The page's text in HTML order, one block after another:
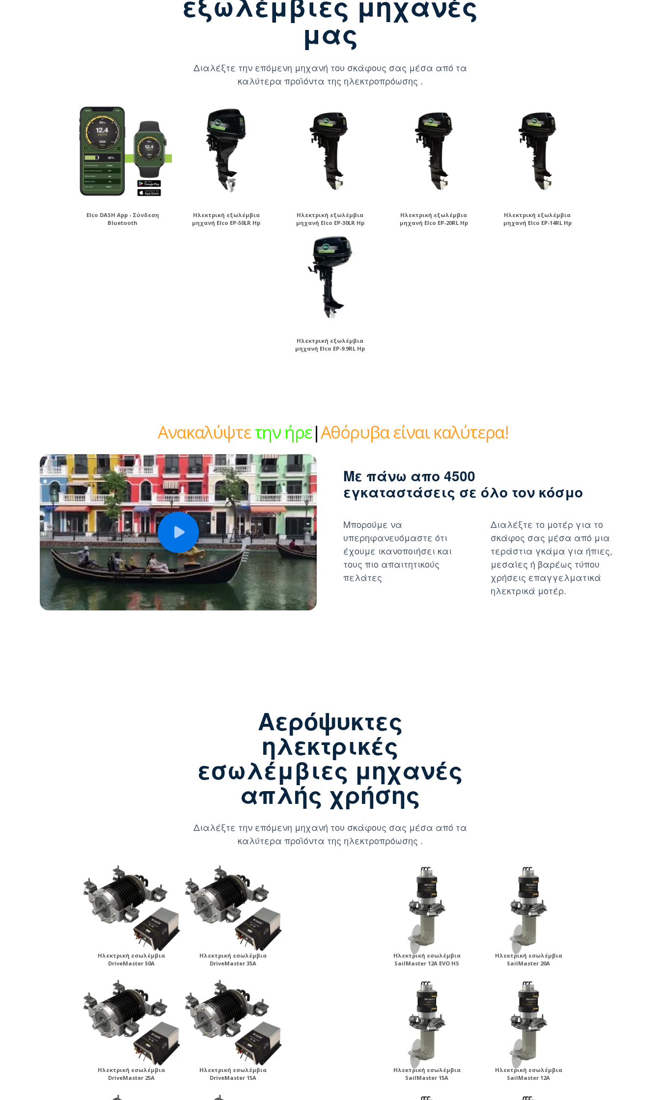
μας
Διαλέξτε την επόμενη μηχανή του σκάφους σας μέσα από τα
καλύτερα προϊόντα της ηλεκτροπρόωσης .
Elco DASH App - Σύνδεση
Bluetooth
Ηλεκτρική εξωλέμβια
μηχανή Elco EP-50LR Hp
Ηλεκτρική εξωλέμβια
μηχανή Elco EP-30LR Hp
Ηλεκτρική εξωλέμβια
μηχανή Elco EP-20RL Hp
Ηλεκτρική εξωλέμβια
μηχανή Elco EP-14RL Hp
Ηλεκτρική εξωλέμβια
μηχανή Elco EP-9.9RL Hp
Ανακαλύψτετην ήρεμη δύναμη|Αθόρυβα είναι καλύτερα!
Με πάνω απο 4500
εγκαταστάσεις σε όλο τον κόσμο
Μπορούμε να
υπερηφανευόμαστε ότι
έχουμε ικανοποιήσει και
τους πιο απαιτητικούς
πελάτες
Διαλέξτε το μοτέρ για το
σκάφος σας μέσα από μια
τεράστια γκάμα για ήπιες,
μεσαίες ή βαρέως τύπου
χρήσεις επαγγελματικά
ηλεκτρικά μοτέρ.
Αερόψυκτες
ηλεκτρικές
εσωλέμβιες μηχανές
απλής χρήσης
Διαλέξτε την επόμενη μηχανή του σκάφους σας μέσα από τα
καλύτερα προϊόντα της ηλεκτροπρόωσης .
Ηλεκτρική εσωλέμβια
DriveMaster 50A
Ηλεκτρική εσωλέμβια
DriveMaster 35A
Ηλεκτρική εσωλέμβια
DriveMaster 25A
Ηλεκτρική εσωλέμβια
DriveMaster 15A
Ηλεκτρική εσωλέμβια
SailMaster 12A EVO HS
Ηλεκτρική εσωλέμβια
SailMaster 20A
Ηλεκτρική εσωλέμβια
SailMaster 15A
Ηλεκτρική εσωλέμβια
SailMaster 12A